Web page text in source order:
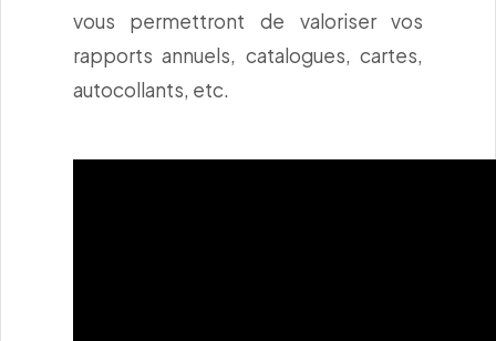
vous permettront de valoriser vos
rapports annuels, catalogues, cartes,
autocollants, etc.